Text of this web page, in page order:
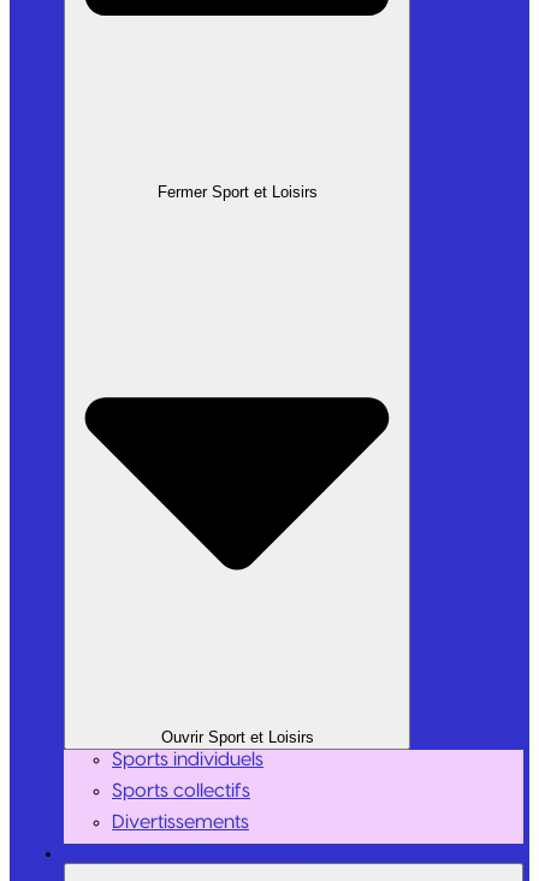
Fermer Sport et Loisirs
Ouvrir Sport et Loisirs
Sports individuels
Sports collectifs
Divertissements